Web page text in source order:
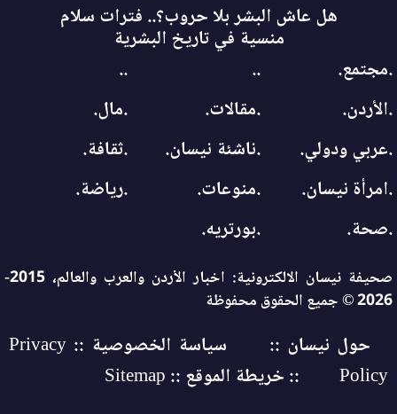
هل عاش البشر بلا حروب؟.. فترات سلام
منسية في تاريخ البشرية
.مجتمع.
..
..
.الأردن.
.مقالات.
.مال.
.عربي ودولي.
.ناشئة نيسان.
.ثقافة.
.امرأة نيسان.
.منوعات.
.رياضة.
.صحة.
.بورتريه.
صحيفة نيسان الالكترونية: اخبار الأردن والعرب والعالم، 2015-
2026 © جميع الحقوق محفوظة
حول نيسان ::
سياسة الخصوصية :: Privacy
Policy
:: خريطة الموقع :: Sitemap